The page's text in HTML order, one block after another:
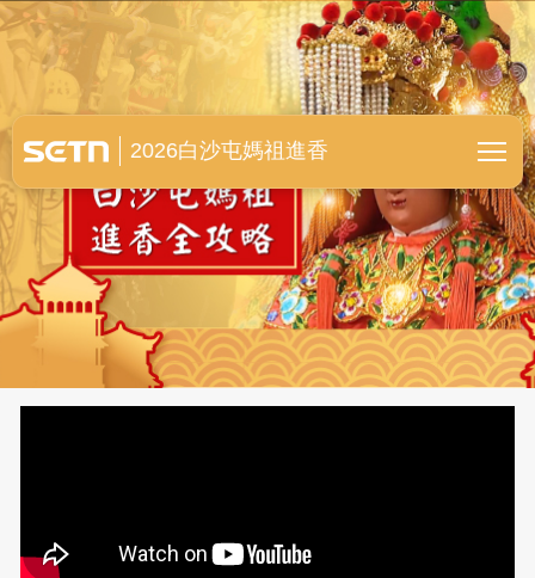
白沙屯媽祖進香全紀錄
2026白沙屯媽祖進香